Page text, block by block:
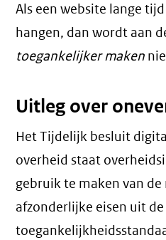
Als een website lange
hangen, dan wordt aan
toegankelijker maken
Uitleg over
Het Tijdelijk besluit
overheid staat
gebruik te maken van
afzonderlijke eisen uit de